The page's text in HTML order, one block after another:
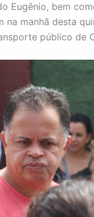
Eugênio, bem
na manhã desta
público de